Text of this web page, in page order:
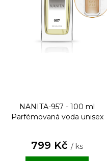
NANITA-957 - 100 ml
Parfémovaná voda unisex
799 Kč / ks